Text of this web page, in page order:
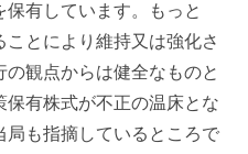
有しています。もっと
とにより維持又は強化さ
観点からは健全なものと
有株式が不正の温床とな
局も指摘しているところで